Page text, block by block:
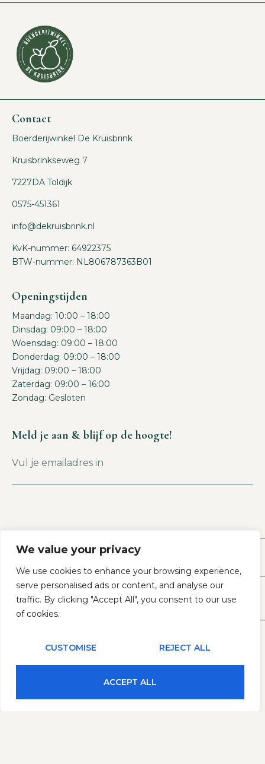
We value your privacy
We use cookies to enhance your browsing experience,
serve personalised ads or content, and analyse our
traffic. By clicking "Accept All", you consent to our use
of cookies.
CUSTOMISE REJECT ALL
ACCEPT ALL
Contact
Boerderijwinkel De Kruisbrink
Kruisbrinkseweg 7
7227DA Toldijk
0575-451361
info@dekruisbrink.nl
KvK-nummer: 64922375
BTW-nummer: NL806787363B01
Openingstijden
Maandag: 10:00 – 18:00
Dinsdag: 09:00 – 18:00
Woensdag: 09:00 – 18:00
Donderdag: 09:00 – 18:00
Vrijdag: 09:00 – 18:00
Zaterdag: 09:00 – 16:00
Zondag: Gesloten
Meld je aan & blijf op de hoogte!
VIND ONZE WINKEL FAQ HULP & CONTACT
Algemene Voorwaarden Privacy- En Cookiebeleid
HERROEP JE ONLINE AANKOOP